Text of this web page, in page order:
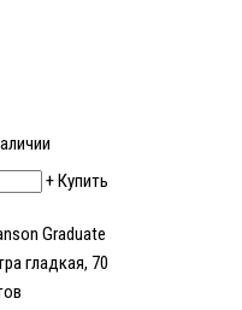
+Купить
Graduate
гладкая, 70